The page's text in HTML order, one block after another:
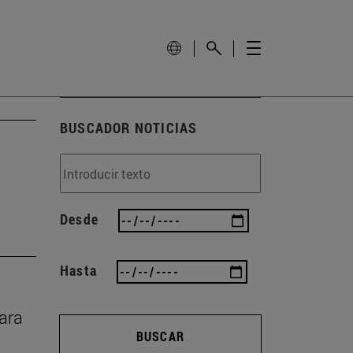
BUSCADOR NOTICIAS
Desde
Hasta
BUSCAR